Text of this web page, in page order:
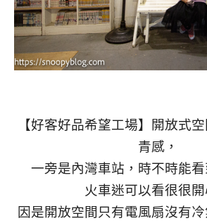
【好客好品希望工場】開放式
青感，
一旁是內灣車站，時不時能看
火車迷可以看很很開
因是開放空間只有電風扇沒有